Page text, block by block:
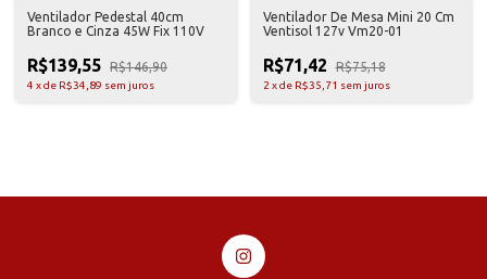
Ventilador Pedestal 40cm
Branco e Cinza 45W Fix 110V
R$139,55 R$146,90
4 xde R$34,89 sem juros
Ventilador De Mesa Mini 20 Cm
Ventisol 127v Vm20-01
R$71,42 R$75,18
2 xde R$35,71 sem juros